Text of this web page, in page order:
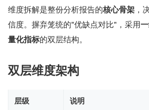
维度拆解是整份分析报告的核心骨架 ，
信度。摒弃笼统的"优缺点对比"，采用
量化指标的双层结构。
双层维度架构
层级 说明